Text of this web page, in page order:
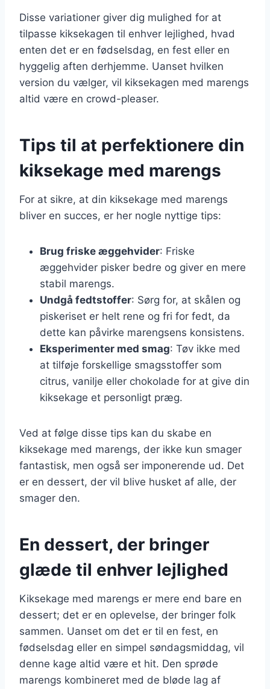
Disse variationer giver dig mulighed for at
tilpasse kiksekagen til enhver lejlighed, hvad
enten det er en fødselsdag, en fest eller en
hyggelig aften derhjemme. Uanset hvilken
version du vælger, vil kiksekagen med marengs
altid være en crowd-pleaser.
Tips til at perfektionere din
kiksekage med marengs
For at sikre, at din kiksekage med marengs
bliver en succes, er her nogle nyttige tips:
Brug friske æggehvider: Friske
æggehvider pisker bedre og giver en mere
stabil marengs.
Undgå fedtstoffer: Sørg for, at skålen og
piskeriset er helt rene og fri for fedt, da
dette kan påvirke marengsens konsistens.
Eksperimenter med smag: Tøv ikke med
at tilføje forskellige smagsstoffer som
citrus, vanilje eller chokolade for at give din
kiksekage et personligt præg.
Ved at følge disse tips kan du skabe en
kiksekage med marengs, der ikke kun smager
fantastisk, men også ser imponerende ud. Det
er en dessert, der vil blive husket af alle, der
smager den.
En dessert, der bringer
glæde til enhver lejlighed
Kiksekage med marengs er mere end bare en
dessert; det er en oplevelse, der bringer folk
sammen. Uanset om det er til en fest, en
fødselsdag eller en simpel søndagsmiddag, vil
denne kage altid være et hit. Den sprøde
marengs kombineret med de bløde lag af